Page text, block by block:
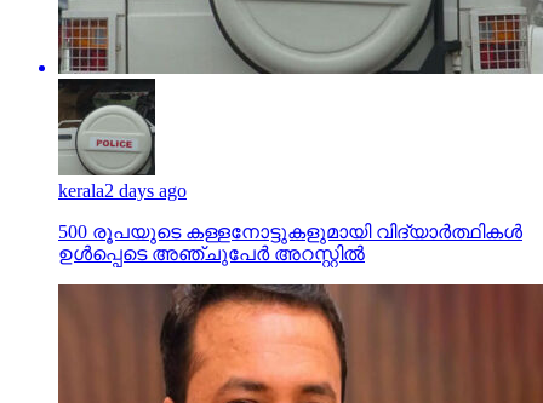
kerala2 days ago
500 രൂപയുടെ കള്ളനോട്ടുകളുമായി വിദ്യാര്‍ത്ഥികള്‍
ഉള്‍പ്പെടെ അഞ്ചുപേര്‍ അറസ്റ്റില്‍